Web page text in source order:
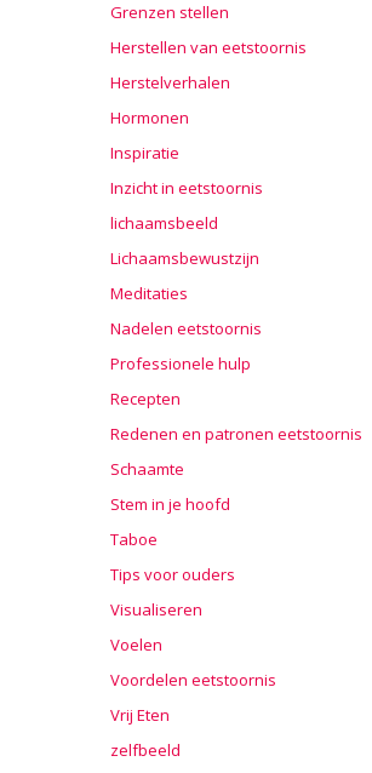
Grenzen stellen
Herstellen van eetstoornis
Herstelverhalen
Hormonen
Inspiratie
Inzicht in eetstoornis
lichaamsbeeld
Lichaamsbewustzijn
Meditaties
Nadelen eetstoornis
Professionele hulp
Recepten
Redenen en patronen eetstoornis
Schaamte
Stem in je hoofd
Taboe
Tips voor ouders
Visualiseren
Voelen
Voordelen eetstoornis
Vrij Eten
zelfbeeld